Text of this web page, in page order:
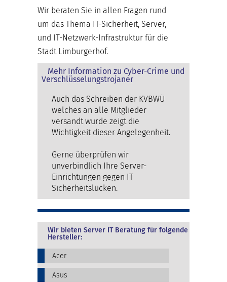
Wir beraten Sie in allen Fragen rund
um das Thema IT-Sicherheit, Server,
und IT-Netzwerk-Infrastruktur für die
Stadt Limburgerhof.
Mehr Information zu Cyber-Crime und
Verschlüsselungstrojaner
Auch das Schreiben der KVBWÜ
welches an alle Mitglieder
versandt wurde zeigt die
Wichtigkeit dieser Angelegenheit.
Gerne überprüfen wir
unverbindlich Ihre Server-
Einrichtungen gegen IT
Sicherheitslücken.
Wir bieten Server IT Beratung für folgende
Hersteller:
Acer
Asus